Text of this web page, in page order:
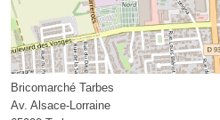
Bricomarché Tarbes
Av. Alsace-Lorraine